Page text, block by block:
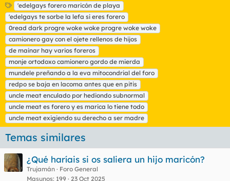
E
t
i
q
u
e
t
a
s
'edelgays forero maricón de playa
'edelgays te sorbe la lefa si eres forero
0read dark progre woke woke progre woke woke
camionero gay con el ojete rellenos de hijos
de mainar hay varios foreros
monje ortodoxo camionero gordo de mierda
mundele preñando a la eva mitocondrial del foro
redpo se baja en lacoma antes que en pitis
uncle meat enculado por hediondo subnormal
uncle meat es forero y es marica lo tiene todo
uncle meat exigiendo su derecho a ser madre
Temas similares
¿Qué haríais si os saliera un hijo maricón?
Trujamán
Foro General
Masunos 199 23 Oct 2025